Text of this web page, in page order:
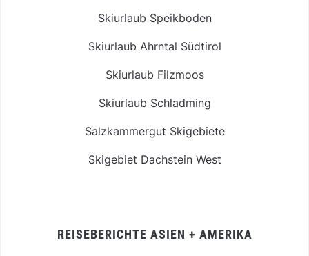
Skiurlaub Speikboden
Skiurlaub Ahrntal Südtirol
Skiurlaub Filzmoos
Skiurlaub Schladming
Salzkammergut Skigebiete
Skigebiet Dachstein West
REISEBERICHTE ASIEN + AMERIKA